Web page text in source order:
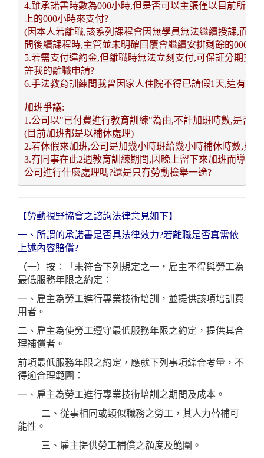
4.雖承諾書時數為000小時,但是否可以主張僅以目前所列
上的000小時來支付?
(因本人若離職,該系列課程會因無學員無法繼續授課,而公
問後續課程時,主管並未明確回覆會繼續安排剩餘的000小
5.若需支付違約金,但離職時無法立刻支付,可保証分期支
許我的離職申請?
6.手法教育訓練間我曾因家人住院不得已請假1天,這有可
加班爭議:
1.公司以"已付費進行教育訓練"為由,不計加班時數,是否有
(目前加班都是以補休處理)
2.若休假來加班,公司是加幾小時班給幾小時補休時數,與
3.有同事在此2週教育訓練期間,因晚上留下來加班而導致
公司進行什麼處理嗎?還是只有勞動檢舉一途?
【勞動視野協會之諮詢法律意見如下】
一、所謂的承諾書是否具法律效力?若離職是否真需依
上述內容賠償?
（一）按：「未符合下列規定之一，雇主不得與勞工為
最低服務年限之約定：
一、雇主為勞工進行專業技術培訓，並提供該項培訓費
用者。
二、雇主為使勞工遵守最低服務年限之約定，提供其合
理補償者。
前項最低服務年限之約定，應就下列事項綜合考量，不
得逾合理範圍：
一、雇主為勞工進行專業技術培訓之期間及成本。
二、從事相同或類似職務之勞工，其人力替補可
能性。
三、雇主提供勞工補償之額度及範圍。